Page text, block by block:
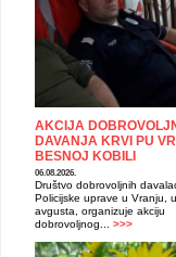
AKCIJA
DAVANJA KRVI PU
BESNOJ KOBILI
06.08.2026.
Društvo dobrovoljnih
Policijske uprave u Vranju,
avgusta, organizuje akciju
dobrovoljnog... >>>